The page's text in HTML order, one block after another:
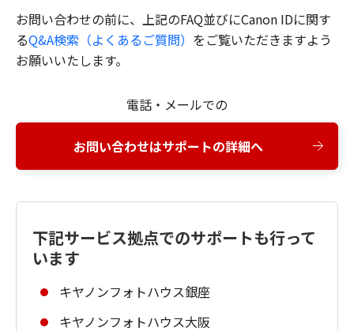
お問い合わせの前に、上記のFAQ並びにCanon IDに関す
るQ&A検索（よくあるご質問） をご覧いただきますよう
お願いいたします。
電話・メールでの
お問い合わせはサポートの詳細へ
下記サービス拠点でのサポートも行って
います
キヤノンフォトハウス銀座
キヤノンフォトハウス大阪